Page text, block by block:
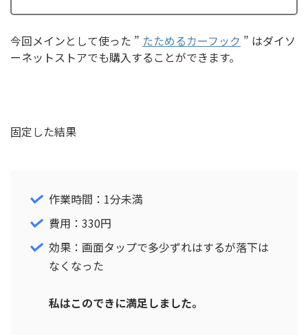
今回メインとして使った ” たためるカーフック ” はダイソ
ーネットストアでも購入することができます。
固定した結果
作業時間：1分未満
費用：330円
効果：画面タップで多少ずれはするが落下は
なくなった
私はこのできに満足しました。